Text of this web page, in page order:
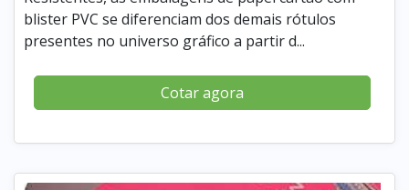
blister PVC se diferenciam dos demais rótulos
presentes no universo gráfico a partir d...
Cotar agora